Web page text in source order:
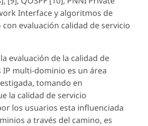
Interface y algoritmos de
evaluación calidad de servicio
evaluación de la calidad de
IP multi-dominio es un área
tomando en
la calidad de servicio
los usuarios esta influenciada
a través del camino, es